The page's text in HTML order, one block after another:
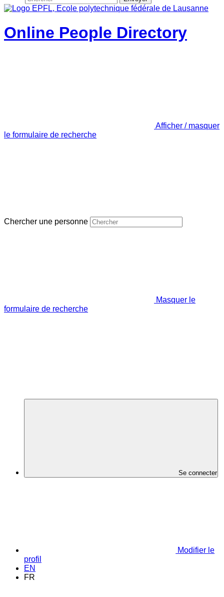
Online People Directory
Afficher / masquer
le formulaire de recherche
Chercher une personne
Masquer le
formulaire de recherche
Se connecter
Modifier le
profil
EN
FR